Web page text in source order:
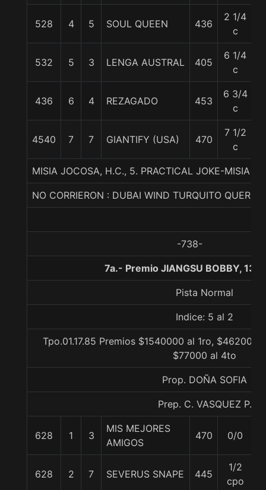
528 4 5 SOUL QUEEN 436
2 1/4
c
532 5 3 LENGA AUSTRAL 405
6 1/4
c
436 6 4 REZAGADO 453
6 3/4
c
4540 7 7 GIANTIFY (USA) 470
7 1/2
c
MISIA JOCOSA, H.C., 5. PRACTICAL JOKE-MISIA
NO CORRIERON : DUBAI WIND TURQUITO
-738-
7a.- Premio JIANGSU BOBBY,
Pista Normal
Indice: 5 al 2
Tpo.01.17.85 Premios $1540000 al 1ro, $462000
$77000 al 4to
Prop. DOÑA SOFIA
Prep. C. VASQUEZ P.
628 1 3
MIS MEJORES
AMIGOS
470 0/0
628 2 7 SEVERUS SNAPE 445
1/2
cpo